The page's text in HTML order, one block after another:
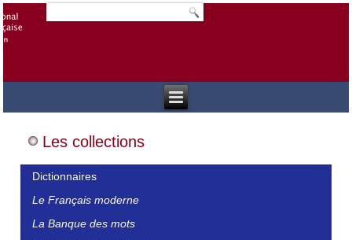
Les collections
Dictionnaires
Le Français moderne
La Banque des mots